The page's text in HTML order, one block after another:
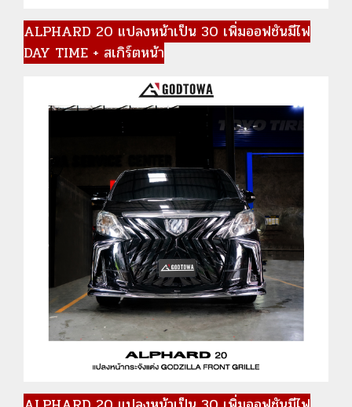
ALPHARD 20 แปลงหน้าเป็น 30 เพิ่มออฟชันมีไฟ
DAY TIME + สเกิร์ตหน้า